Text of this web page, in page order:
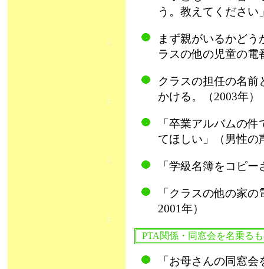
う。教えてください
まず親がいるかど
ラスの他の児童の電
クラスの担任の名前
かける。（2003年）
「卒業アルバムの
てほしい」（男性の
「学級名簿をコピ
「クラスの他の家
2001年）
PTA関係・同窓会を名乗る
「お母さんの同窓